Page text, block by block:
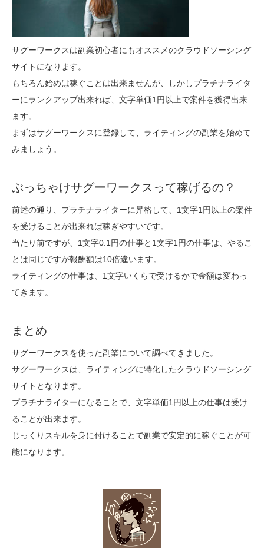
サグーワークスは副業初心者にもオススメのクラウドソーシング
サイトになります。
もちろん始めは稼ぐことは出来ませんが、しかしプラチナライタ
ーにランクアップ出来れば、文字単価1円以上で案件を獲得出来
ます。
まずはサグーワークスに登録して、ライティングの副業を始めて
みましょう。
ぶっちゃけサグーワークスって稼げるの？
前述の通り、プラチナライターに昇格して、1文字1円以上の案件
を受けることが出来れば稼ぎやすいです。
当たり前ですが、1文字0.1円の仕事と1文字1円の仕事は、やるこ
とは同じですが報酬額は10倍違います。
ライティングの仕事は、1文字いくらで受けるかで金額は変わっ
てきます。
まとめ
サグーワークスを使った副業について調べてきました。
サグーワークスは、ライティングに特化したクラウドソーシング
サイトとなります。
プラチナライターになることで、文字単価1円以上の仕事は受け
ることが出来ます。
じっくりスキルを身に付けることで副業で安定的に稼ぐことが可
能になります。